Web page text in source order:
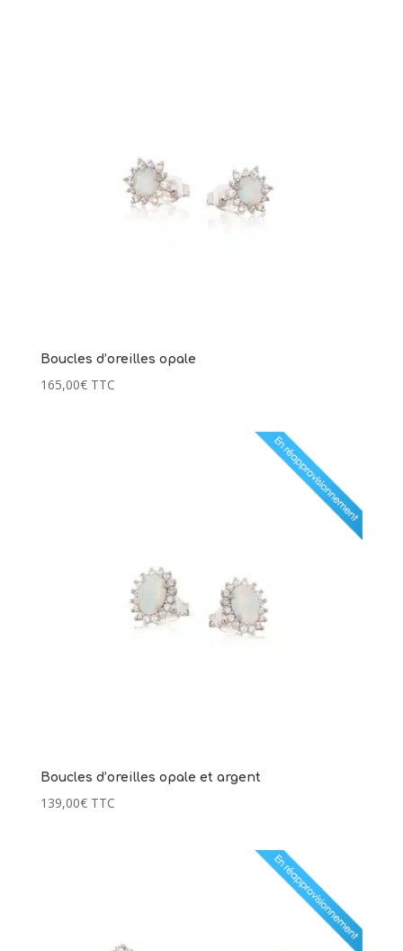
Boucles d’oreilles opale
165,00€ TTC
Boucles d’oreilles opale et argent
139,00€ TTC